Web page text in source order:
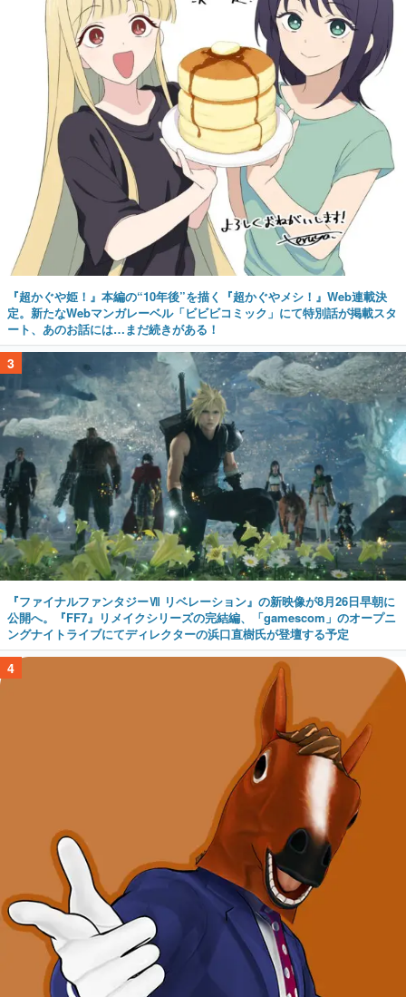
『超かぐや姫！』本編の“10年後”を描く『超かぐやメシ！』Web連載決
定。新たなWebマンガレーベル「ビビビコミック」にて特別話が掲載スタ
ート、あのお話には…まだ続きがある！
3
『ファイナルファンタジーⅦ リベレーション』の新映像が8月26日早朝に
公開へ。『FF7』リメイクシリーズの完結編、「gamescom」のオープニ
ングナイトライブにてディレクターの浜口直樹氏が登壇する予定
4